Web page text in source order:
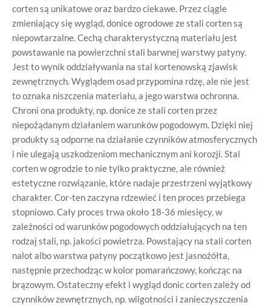
corten są unikatowe oraz bardzo ciekawe. Przez ciągle
zmieniający się wygląd, donice ogrodowe ze stali corten są
niepowtarzalne. Cechą charakterystyczną materiału jest
powstawanie na powierzchni stali barwnej warstwy patyny.
Jest to wynik oddziaływania na stal kortenowską zjawisk
zewnętrznych. Wyglądem osad przypomina rdzę, ale nie jest
to oznaka niszczenia materiału, a jego warstwa ochronna.
Chroni ona produkty, np. donice ze stali corten przez
niepożądanym działaniem warunków pogodowym. Dzięki niej
produkty są odporne na działanie czynników atmosferycznych
i nie ulegają uszkodzeniom mechanicznym ani korozji. Stal
corten w ogrodzie to nie tylko praktyczne, ale również
estetyczne rozwiązanie, które nadaje przestrzeni wyjątkowy
charakter. Cor-ten zaczyna rdzewieć i ten proces przebiega
stopniowo. Cały proces trwa około 18-36 miesięcy, w
zależności od warunków pogodowych oddziałujących na ten
rodzaj stali, np. jakości powietrza. Powstający na stali corten
nalot albo warstwa patyny początkowo jest jasnożółta,
następnie przechodząc w kolor pomarańczowy, kończąc na
brązowym. Ostateczny efekt i wygląd donic corten zależy od
czynników zewnętrznych, np. wilgotności i zanieczyszczenia